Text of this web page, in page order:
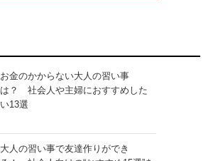
お金のかからない大人の習い事
は？ 社会人や主婦におすすめした
い13選
大人の習い事で友達作りができ